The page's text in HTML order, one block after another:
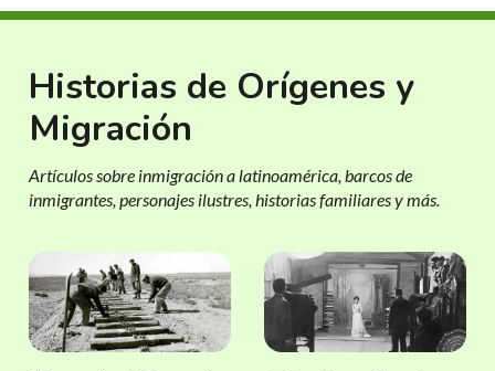
Historias de Orígenes y
Migración
Artículos sobre inmigración a latinoamérica, barcos de
inmigrantes, personajes ilustres, historias familiares y más.